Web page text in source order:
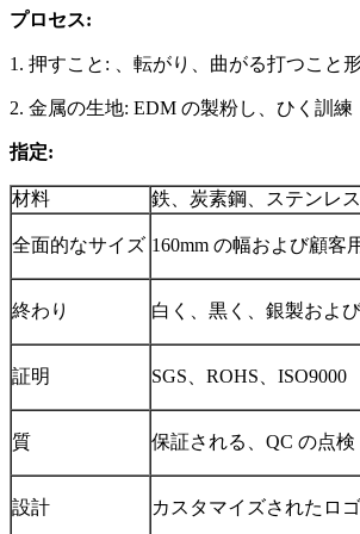
プロセス:
1. 押すこと: 、転がり、曲がる打つこと
2. 金属の生地: EDM の製粉し、ひく訓練
指定:
材料 鉄、炭素鋼、ステンレ
全面的なサイズ 160mm の幅および顧客
終わり 白く、黒く、銀製およ
証明 SGS、ROHS、ISO9000
質 保証される、QC の点検
設計 カスタマイズされたロ